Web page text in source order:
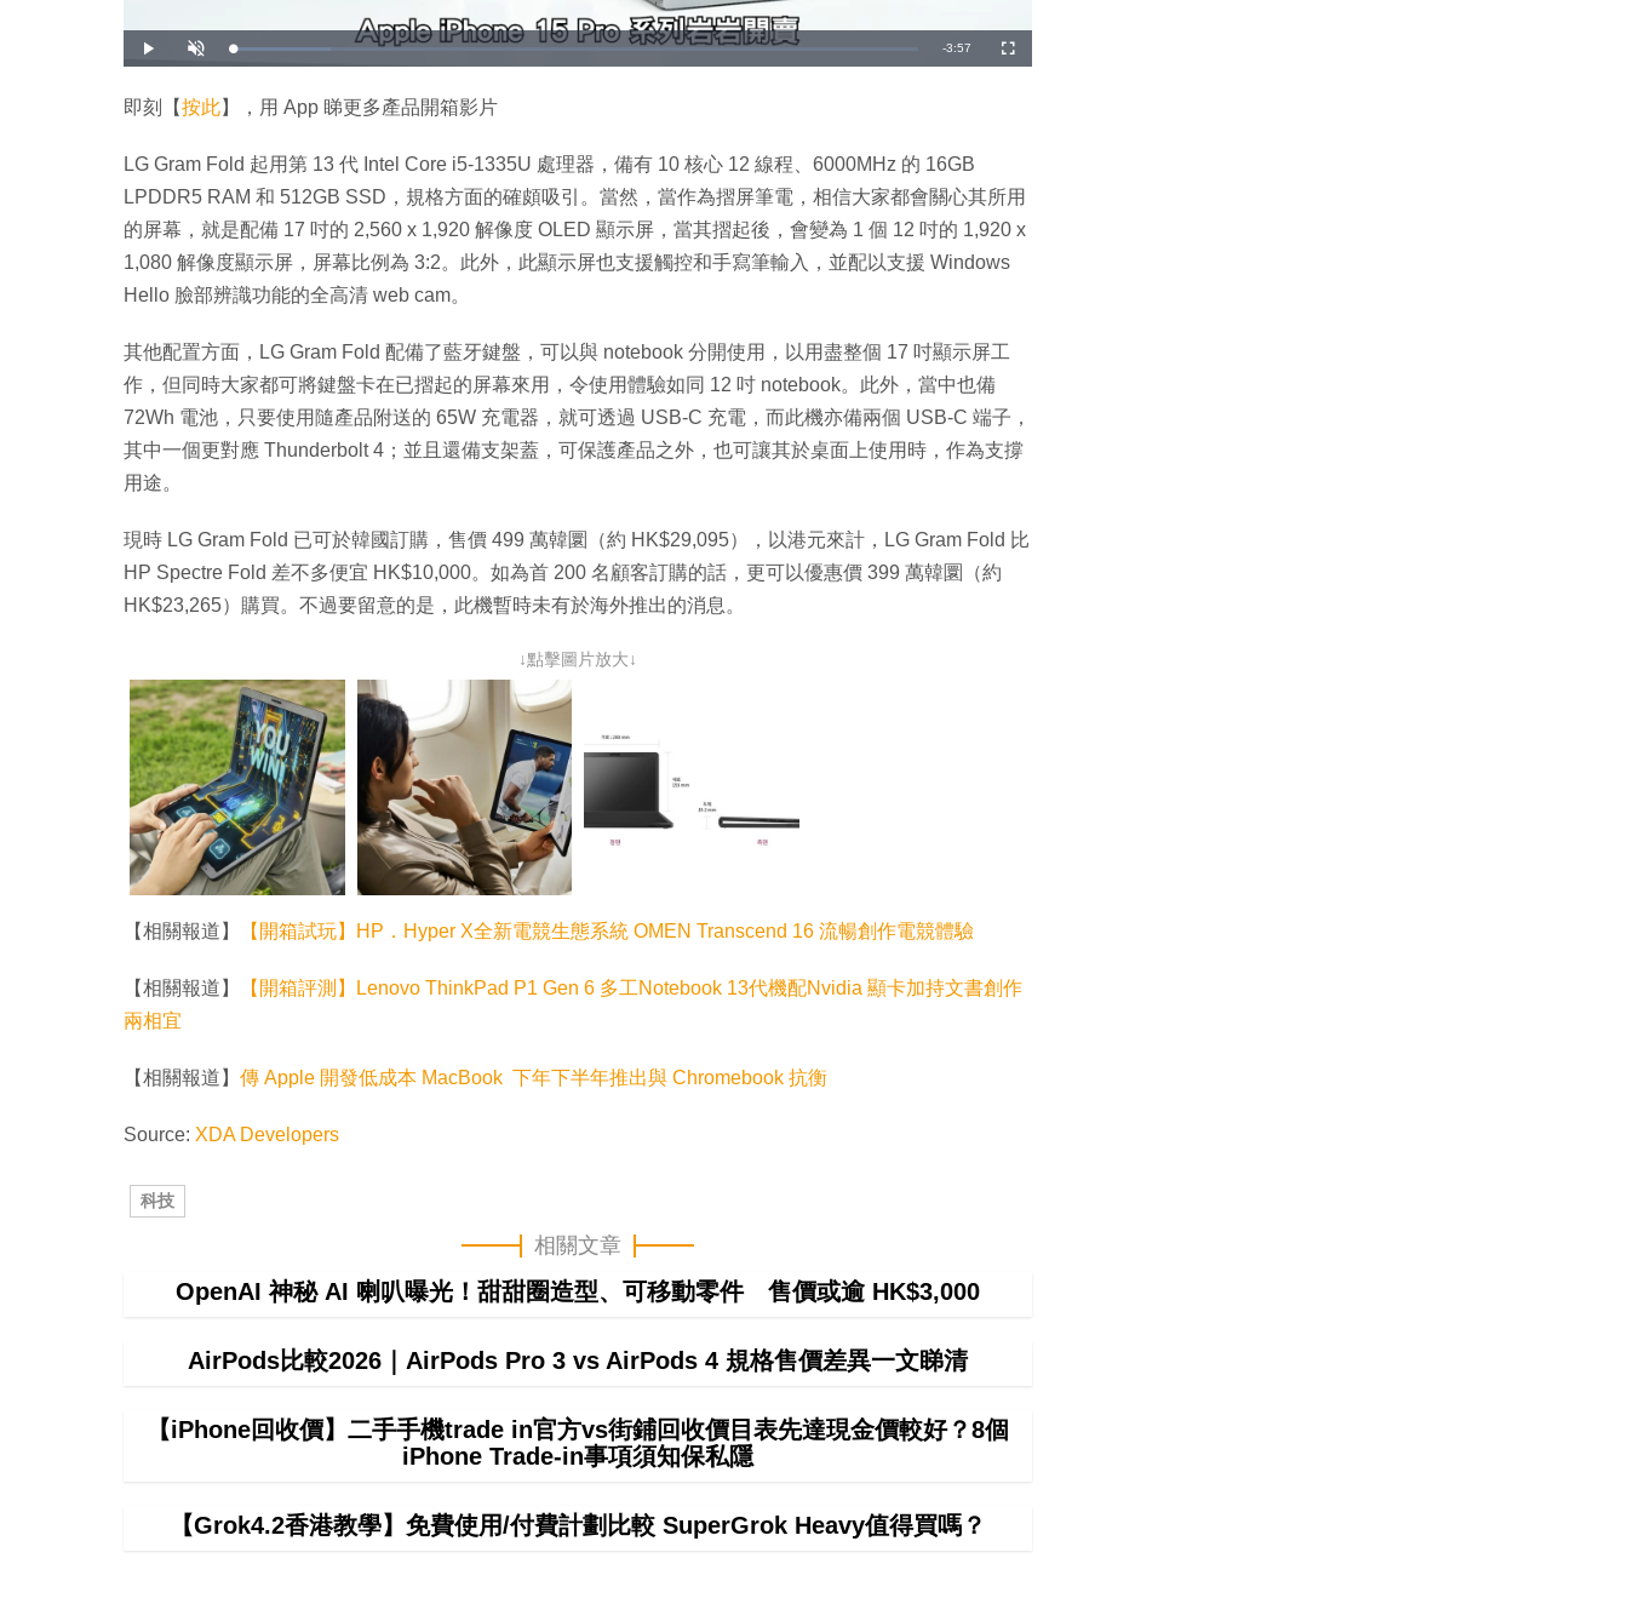
播
放
開
啟
載
入
1
4
%
剩
間
-3:57
全
螢
即刻【按此】，用 App 睇更多產品開箱影片
LG Gram Fold 起用第 13 代 Intel Core i5-1335U 處理器，備有 10 核心 12 線程、6000MHz 的 16GB
LPDDR5 RAM 和 512GB SSD，規格方面的確頗吸引。當然，當作為摺屏筆電，相信大家都會關心其所用
的屏幕，就是配備 17 吋的 2,560 x 1,920 解像度 OLED 顯示屏，當其摺起後，會變為 1 個 12 吋的 1,920 x
1,080 解像度顯示屏，屏幕比例為 3:2。此外，此顯示屏也支援觸控和手寫筆輸入，並配以支援 Windows
Hello 臉部辨識功能的全高清 web cam。
其他配置方面，LG Gram Fold 配備了藍牙鍵盤，可以與 notebook 分開使用，以用盡整個 17 吋顯示屏工
作，但同時大家都可將鍵盤卡在已摺起的屏幕來用，令使用體驗如同 12 吋 notebook。此外，當中也備
72Wh 電池，只要使用隨產品附送的 65W 充電器，就可透過 USB-C 充電，而此機亦備兩個 USB-C 端子，
其中一個更對應 Thunderbolt 4；並且還備支架蓋，可保護產品之外，也可讓其於桌面上使用時，作為支撐
用途。
現時 LG Gram Fold 已可於韓國訂購，售價 499 萬韓圜（約 HK$29,095），以港元來計，LG Gram Fold 比
HP Spectre Fold 差不多便宜 HK$10,000。如為首 200 名顧客訂購的話，更可以優惠價 399 萬韓圜（約
HK$23,265）購買。不過要留意的是，此機暫時未有於海外推出的消息。
↓點擊圖片放大↓
【相關報道】 【開箱試玩】HP．Hyper X全新電競生態系統 OMEN Transcend 16 流暢創作電競體驗
【相關報道】
【開箱評測】Lenovo ThinkPad P1 Gen 6 多工Notebook 13代機配Nvidia 顯卡加持文書創作
兩相宜
【相關報道】 傳 Apple 開發低成本 MacBook 下年下半年推出與 Chromebook 抗衡
Source: XDA Developers
科技
相關文章
OpenAI 神秘 AI 喇叭曝光！甜甜圈造型、可移動零件 售價或逾 HK$3,000
AirPods比較2026｜AirPods Pro 3 vs AirPods 4 規格售價差異一文睇清
【iPhone回收價】二手手機trade in官方vs街鋪回收價目表先達現金價較好？8個
iPhone Trade-in事項須知保私隱
【Grok4.2香港教學】免費使用/付費計劃比較 SuperGrok Heavy值得買嗎？